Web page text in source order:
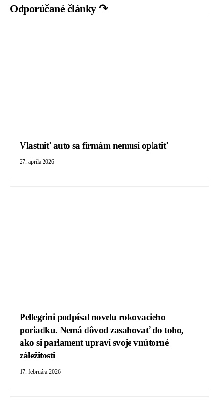
Odporúčané články ↷
Vlastniť auto sa firmám nemusí oplatiť
27. apríla 2026
Pellegrini podpísal novelu rokovacieho
poriadku. Nemá dôvod zasahovať do toho,
ako si parlament upraví svoje vnútorné
záležitosti
17. februára 2026